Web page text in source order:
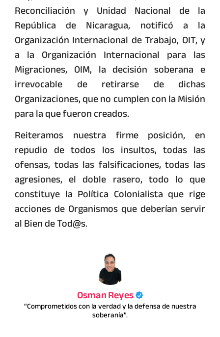
Reconciliación y Unidad Nacional de la
República de Nicaragua, notificó a la
Organización Internacional de Trabajo, OIT, y
a la Organización Internacional para las
Migraciones, OIM, la decisión soberana e
irrevocable de retirarse de dichas
Organizaciones, que no cumplen con la Misión
para la que fueron creados.
Reiteramos nuestra firme posición, en
repudio de todos los insultos, todas las
ofensas, todas las falsificaciones, todas las
agresiones, el doble rasero, todo lo que
constituye la Política Colonialista que rige
acciones de Organismos que deberían servir
al Bien de Tod@s.
Osman Reyes
“Comprometidos con la verdad y la defensa de nuestra
soberanía”.